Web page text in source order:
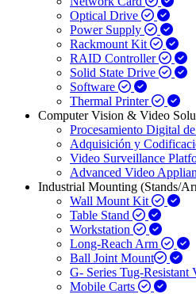
Optical Drive
Power Supply
Rackmount Kit
RAID Controller
Solid State Drive
Software
Thermal Printer
Computer Vision & Video
Procesamiento Digital
Adquisición y
Video Surveillance
Advanced Video
Industrial Mounting (Stands/
Wall Mount Kit
Table Stand
Workstation
Long-Reach Arm
Ball Joint Mount​
G- Series Tug-
Mobile Carts